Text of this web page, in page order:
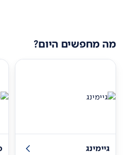
מה מחפשים היום?
גיימינג